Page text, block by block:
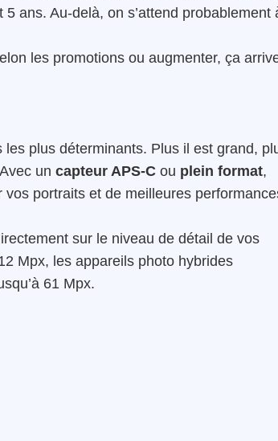
ans. Au-delà, on s’attend probablement
les promotions ou augmenter, ça
plus déterminants. Plus il est grand,
un capteur APS-C ou plein format,
portraits et de meilleures
sur le niveau de détail de vos
Mpx, les appareils photo hybrides
61 Mpx.